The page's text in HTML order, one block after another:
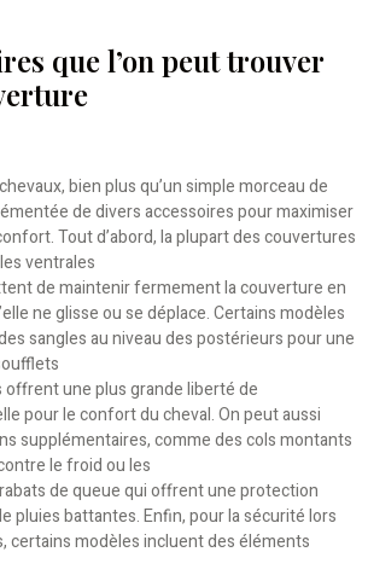
que l’on peut trouver
bien plus qu’un simple morceau de
de divers accessoires pour maximiser
Tout d’abord, la plupart des couvertures
ventrales
de maintenir fermement la couverture en
ne glisse ou se déplace. Certains modèles
sangles au niveau des postérieurs pour une
offrent une plus grande liberté de
pour le confort du cheval. On peut aussi
supplémentaires, comme des cols montants
le froid ou les
de queue qui offrent une protection
pluies battantes. Enfin, pour la sécurité lors
certains modèles incluent des éléments